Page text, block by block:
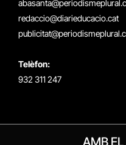
redaccio@diarieducacio.cat
Telèfon:
932 311 247
AMB